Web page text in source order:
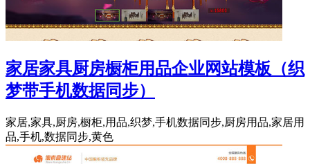
家居家具厨房橱柜用品企业网站模板（织
梦带手机数据同步）
家居,家具,厨房,橱柜,用品,织梦,手机数据同步,厨房用品,家居用
品,手机,数据同步,黄色